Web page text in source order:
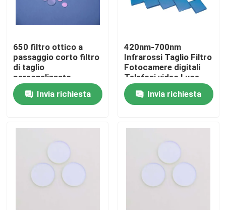
Casa
Prodotti
Video
Fatory Tour
650 filtro ottico a
passaggio corto filtro
di taglio
personalizzato
Invia richiesta
420nm-700nm
Infrarossi Taglio Filtro
Fotocamere digitali
Telefoni video Luce
visibile
Invia richiesta